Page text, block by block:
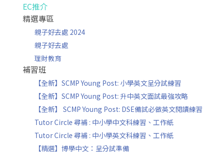
EC推介
精選專區
親子好去處 2024
親子好去處
理財教育
補習班
【全新】SCMP Young Post: 小學英文呈分試練習
【全新】SCMP Young Post: 升中英文面試最強攻略
【全新】 SCMP Young Post: DSE備試必做英文閱讀練習
Tutor Circle 尋補 : 中小學中文科練習、工作紙
Tutor Circle 尋補 : 中小學英文科練習、工作紙
【精選】博學中文：呈分試準備